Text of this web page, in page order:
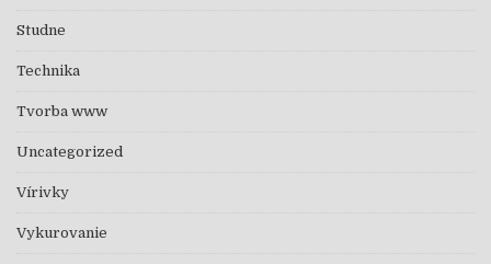
Studne
Technika
Tvorba www
Uncategorized
Vírivky
Vykurovanie